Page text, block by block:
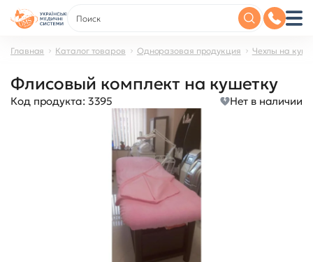
Главная Каталог товаров Одноразовая продукция Чехлы на
Флисовый комплект на кушетку
Код продукта: 3395 Нет в наличии